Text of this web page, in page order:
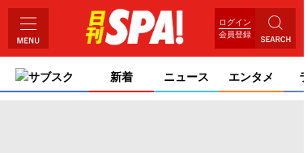
ログイン
会員登録
サブスク 新着 ニュース エンタメ